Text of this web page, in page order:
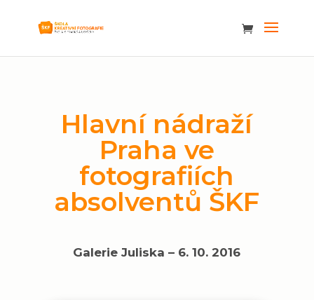
Hlavní nádraží
Praha ve
fotografiích
absolventů ŠKF
Galerie Juliska – 6. 10. 2016